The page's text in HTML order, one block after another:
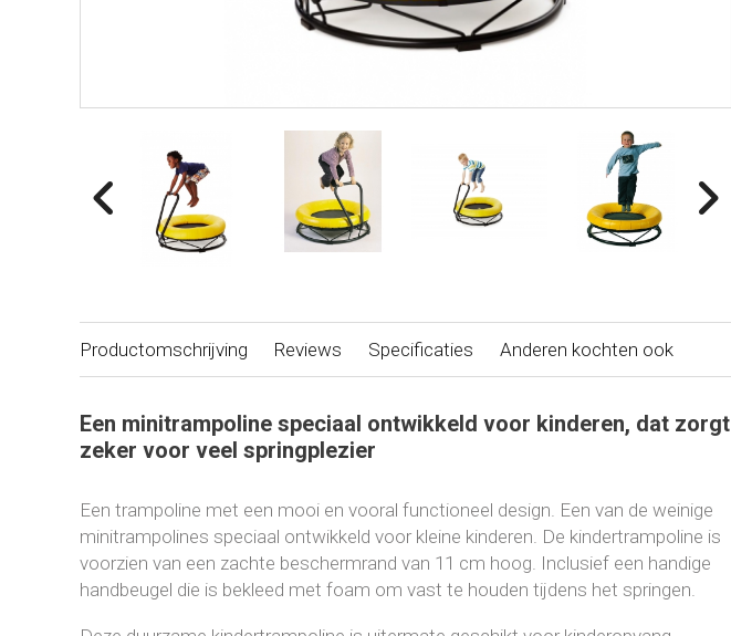
Productomschrijving Reviews Specificaties Anderen kochten ook
Een minitrampoline speciaal ontwikkeld voor kinderen, dat zorgt
zeker voor veel springplezier
Een trampoline met een mooi en vooral functioneel design. Een van de weinige
minitrampolines speciaal ontwikkeld voor kleine kinderen. De kindertrampoline is
voorzien van een zachte beschermrand van 11 cm hoog. Inclusief een handige
handbeugel die is bekleed met foam om vast te houden tijdens het springen.